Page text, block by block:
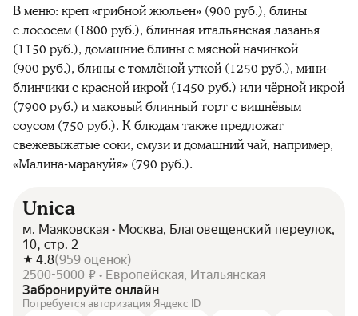
В меню: креп «грибной жюльен» (900 руб.), блины
с лососем (1800 руб.), блинная итальянская лазанья
(1150 руб.), домашние блины с мясной начинкой
(900 руб.), блины с томлёной уткой (1250 руб.), мини-
блинчики с красной икрой (1450 руб.) или чёрной икрой
(7900 руб.) и маковый блинный торт с вишнёвым
соусом (750 руб.). К блюдам также предложат
свежевыжатые соки, смузи и домашний чай, например,
«Малина-маракуйя» (790 руб.).
Unica
м. Маяковская • Москва, Благовещенский переулок,
10, стр. 2
4.8(959 оценок)
2500-5000 ₽ • Европейская, Итальянская
Забронируйте онлайн
Потребуется авторизация Яндекс ID